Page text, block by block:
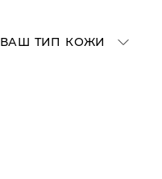
ВАШ ТИП КОЖИ